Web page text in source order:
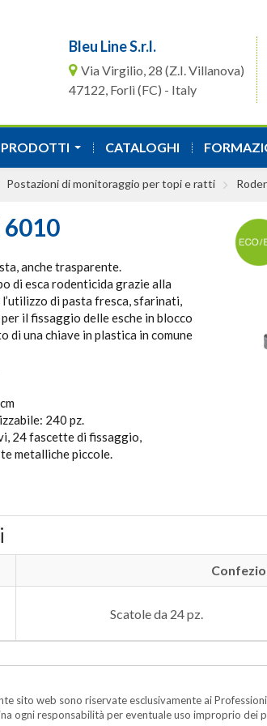
Bleu Line S.r.l.
Via Virgilio, 28 (Z.I. Villanova)
47122, Forlì (FC) - Italy
PRODOTTI CATALOGHI
Postazioni di monitoraggio per topi e ratti
6010
anche trasparente.
di esca rodenticida grazie alla
di pasta fresca, sfarinati,
il fissaggio delle esche in blocco
di una chiave in plastica in comune
240 pz.
24 fascette di fissaggio,
metalliche piccole.
Scatole da 24 pz.
sito web sono riservate esclusivamente ai
ogni responsabilità per eventuale uso improprio